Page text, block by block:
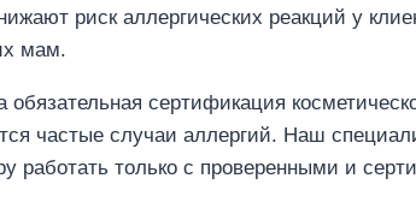
риск аллергических реакций у
мам.
обязательная сертификация
частые случаи аллергий. Наш
работать только с проверенными и